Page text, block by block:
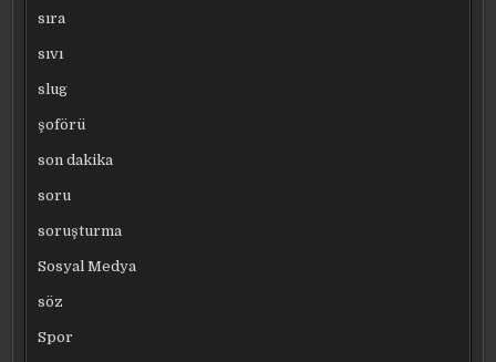
sıra
sıvı
slug
şoförü
son dakika
soru
soruşturma
Sosyal Medya
söz
Spor